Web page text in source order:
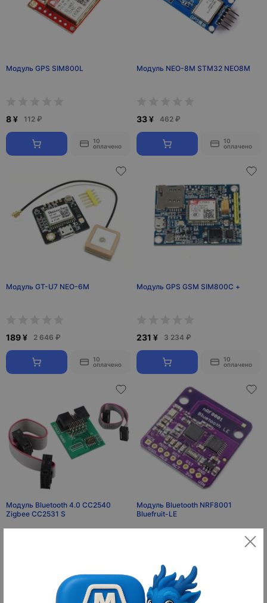
Модуль GPS SIM800L
8 ¥ 112 ₽
10
оплачено
Модуль NEO-8M STM32 NEO8M
33 ¥ 462 ₽
10
оплачено
Модуль GT-U7 NEO-6M
189 ¥ 2 646 ₽
10
оплачено
Модуль GPS GSM SIM800C +
231 ¥ 3 234 ₽
10
оплачено
Модуль Bluetooth 4.0 CC2540
Zigbee CC2531 S
10
оплачено
Модуль Bluetooth NRF8001
Bluefruit-LE